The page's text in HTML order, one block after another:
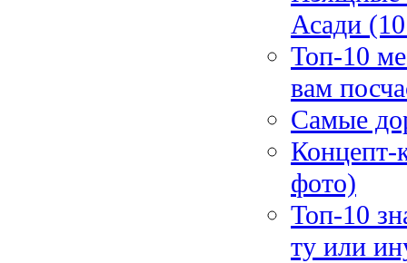
Асади
Топ-10
вам
Самые
Концепт-
фото)
Топ-10
ту или